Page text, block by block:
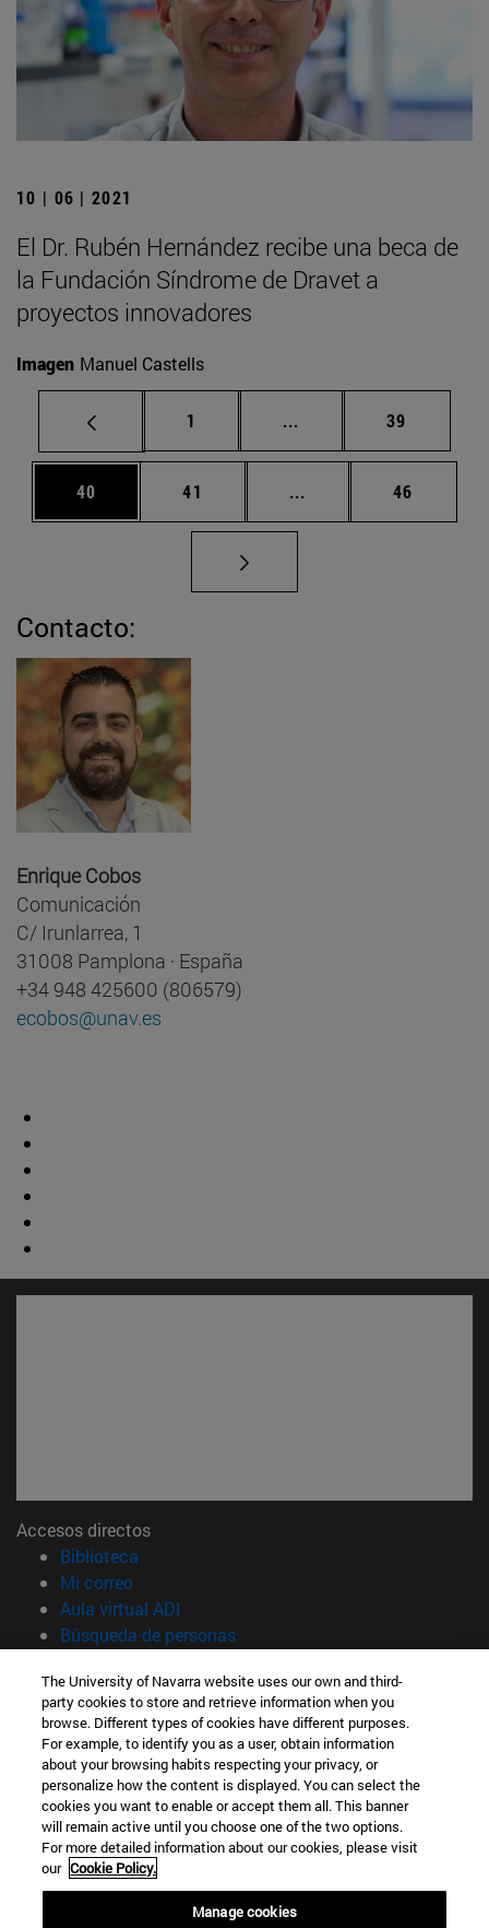
10 | 06 | 2021
El Dr. Rubén Hernández recibe una beca de
la Fundación Síndrome de Dravet a
proyectos innovadores
Imagen Manuel Castells
Página
1 ... Páginas intermedias
Página
39
Página
40 Página
41 ... Páginas intermedias
Página
46
Contacto:
Enrique Cobos
Comunicación
C/ Irunlarrea, 1
31008 Pamplona · España
+34 948 425600 (806579)
ecobos@unav.es
Accesos directos
Biblioteca
Mi correo(abre en nueva ventana)
Aula virtual ADI
Búsqueda de personas(abre en nueva ventana)
Información
TFNO +34 948 42 56 00
¿QUÉ GRADO TE INTERESA?
¿QUÉ MÁSTER TE INTERESA?
© Universidad de Navarra
Información legal
Accesibilidad
Configuración de cookies
The University of Navarra website uses our own and third-
party cookies to store and retrieve information when you
browse. Different types of cookies have different purposes.
For example, to identify you as a user, obtain information
about your browsing habits respecting your privacy, or
personalize how the content is displayed. You can select the
cookies you want to enable or accept them all. This banner
will remain active until you choose one of the two options.
For more detailed information about our cookies, please visit
our Cookie Policy.
Manage cookies